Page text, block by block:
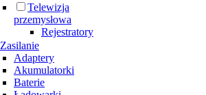
Telewizja
przemysłowa
Rejestratory
Zasilanie
Adaptery
Akumulatorki
Baterie